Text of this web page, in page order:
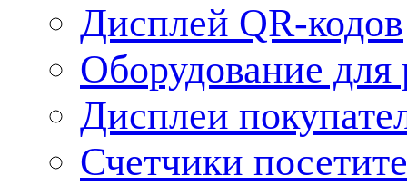
Дисплей QR-кодов
Оборудование
Дисплеи
Счетчики